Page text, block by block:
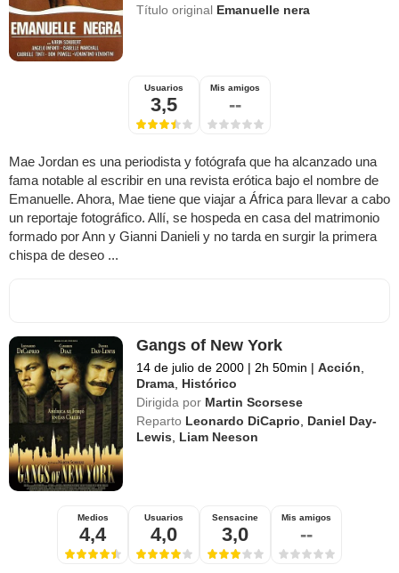
Título original Emanuelle nera
Usuarios
3,5
Mis amigos
--
Mae Jordan es una periodista y fotógrafa que ha alcanzado una
fama notable al escribir en una revista erótica bajo el nombre de
Emanuelle. Ahora, Mae tiene que viajar a África para llevar a cabo
un reportaje fotográfico. Allí, se hospeda en casa del matrimonio
formado por Ann y Gianni Danieli y no tarda en surgir la primera
chispa de deseo ...
Gangs of New York
14 de julio de 2000 | 2h 50min | Acción
Drama Histórico
Dirigida por Martin Scorsese
Reparto Leonardo DiCaprio
Daniel Day-
Lewis
Liam Neeson
Medios
4,4
Usuarios
4,0
Sensacine
3,0
Mis amigos
--